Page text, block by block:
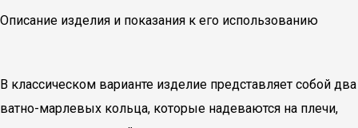
Описание изделия и показания к его использованию
В классическом варианте изделие представляет собой два
ватно-марлевых кольца, которые надеваются на плечи,